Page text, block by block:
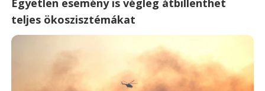
teljes ökoszisztémákat